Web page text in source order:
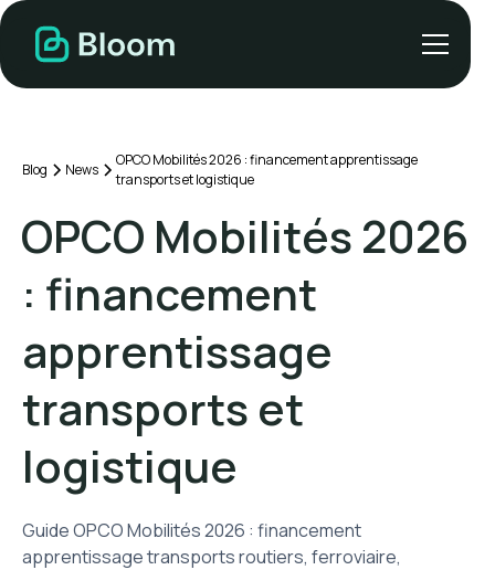
Blog News
OPCO Mobilités 2026 : financement apprentissage
transports et logistique
OPCO Mobilités 2026
: financement
apprentissage
transports et
logistique
Guide OPCO Mobilités 2026 : financement
apprentissage transports routiers, ferroviaire,